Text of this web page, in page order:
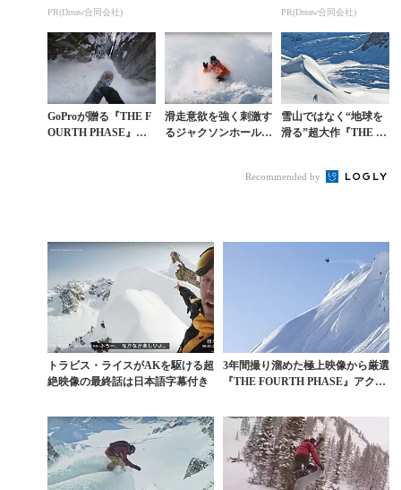
コ使ってます。
PR(Dreaw合同会社)
コ使ってます。
PR(Dreaw合同会社)
GoProが贈る『THE F
OURTH PHASE』は
滑走意欲を強く刺激す
るジャクソンホールの
雪山ではなく“地球を
滑る”超大作『THE A
Recommended by
トラビス・ライスがAKを駆ける超
絶映像の最終話は日本語字幕付き
3年間撮り溜めた極上映像から厳選
『THE FOURTH PHASE』アクシ